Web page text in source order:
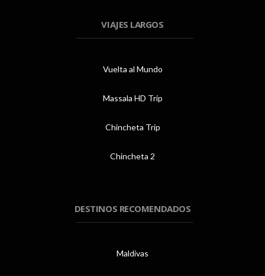
VIAJES LARGOS
Vuelta al Mundo
Massala HD Trip
Chincheta Trip
Chincheta 2
DESTINOS RECOMENDADOS
Maldivas